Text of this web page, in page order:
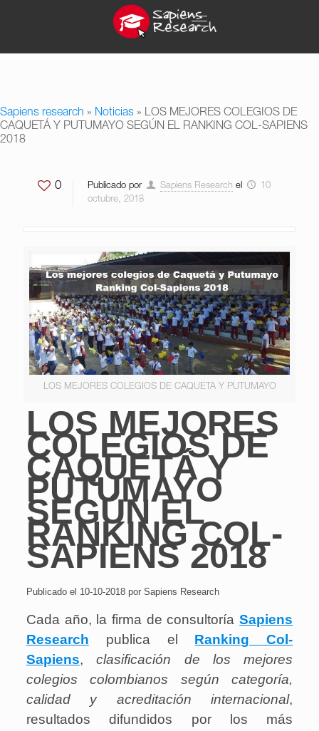
Sapiens research » Noticias » LOS MEJORES COLEGIOS DE
CAQUETÁ Y PUTUMAYO SEGÚN EL RANKING COL-SAPIENS
2018
0 Publicado por Sapiens Research el
10
octubre, 2018
LOS MEJORES COLEGIOS DE CAQUETA Y PUTUMAYO
LOS MEJORES
COLEGIOS DE
CAQUETÁ Y
PUTUMAYO
SEGÚN EL
RANKING COL-
SAPIENS 2018
Publicado el 10-10-2018 por Sapiens Research
Cada año, la firma de consultoríaSapiens
Research publica el Ranking Col-
Sapiens,clasificación de los mejores
colegios colombianos según categoría,
calidad y acreditación internacional,
resultados difundidos por los más